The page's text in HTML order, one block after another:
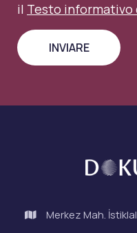
il Testo
Merkez Mah.